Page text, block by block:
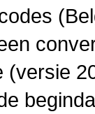
(versie